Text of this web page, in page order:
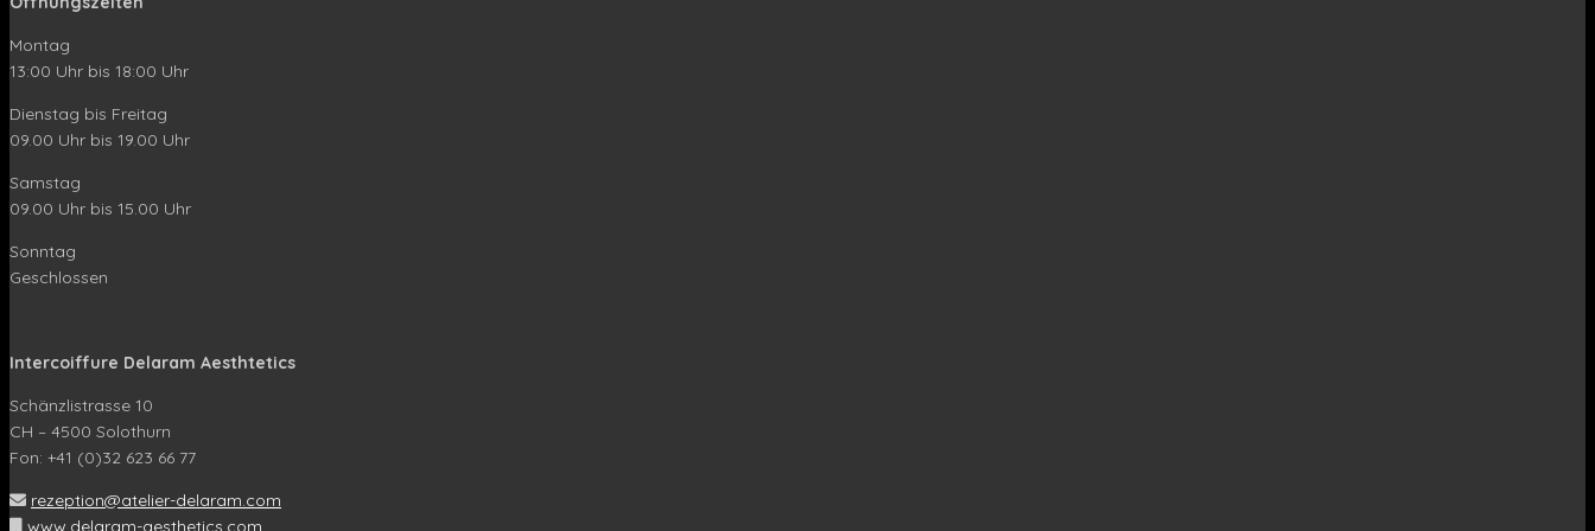
Montag
13:00 Uhr bis 18:00 Uhr
Dienstag bis Freitag
09.00 Uhr bis 19.00 Uhr
Samstag
09.00 Uhr bis 15.00 Uhr
Sonntag
Geschlossen
Intercoiffure Delaram Aesthtetics
Schänzlistrasse 10
CH – 4500 Solothurn
Fon: +41 (0)32 623 66 77
rezeption@atelier-delaram.com
www.delaram-aesthetics.com